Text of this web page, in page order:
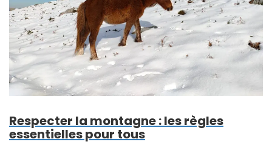
Respecter la montagne : les règles
essentielles pour tous